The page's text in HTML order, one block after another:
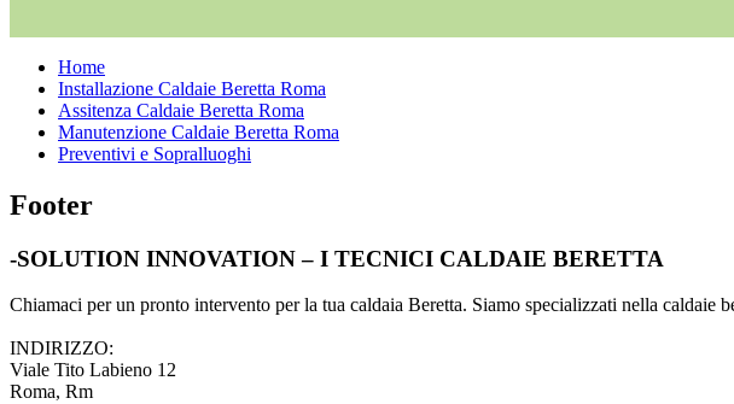
Home
Installazione Caldaie Beretta Roma
Assitenza Caldaie Beretta Roma
Manutenzione Caldaie Beretta Roma
Preventivi e Sopralluoghi
Footer
-SOLUTION INNOVATION – I TECNICI CALDAIE BERETTA
Chiamaci per un pronto intervento per la tua caldaia Beretta. Siamo specializzati nella caldaie
INDIRIZZO:
Viale Tito Labieno 12
Roma, Rm